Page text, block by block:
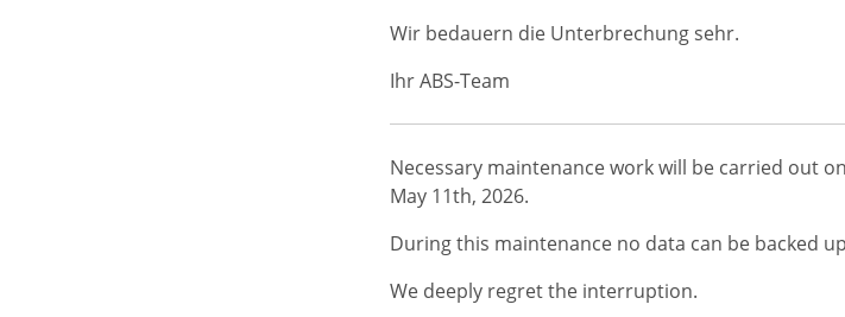
Wir bedauern die Unterbrechung sehr.
Ihr ABS-Team
Necessary maintenance work will be carried out
May 11th, 2026.
During this maintenance no data can be backed
We deeply regret the interruption.